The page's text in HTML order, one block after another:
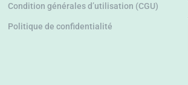
Condition générales d’utilisation (CGU)
Politique de confidentialité